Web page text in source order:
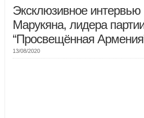
Эксклюзивное
Марукяна, лидера
“Просвещённая
13/08/2020